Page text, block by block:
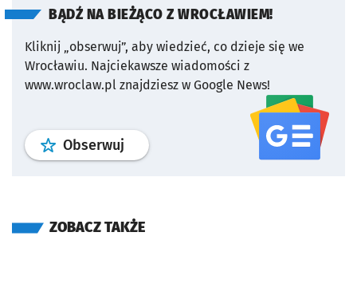
BĄDŹ NA BIEŻĄCO Z WROCŁAWIEM!
Kliknij „obserwuj”, aby wiedzieć, co dzieje się we
Wrocławiu. Najciekawsze wiadomości z
www.wroclaw.pl znajdziesz w Google News!
Obserwuj profil serwisu
ZOBACZ TAKŻE